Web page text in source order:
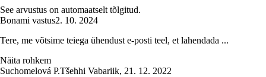
See arvustus on automaatselt tõlgitud.
Bonami vastus2. 10. 2024
Tere, me võtsime teiega ühendust e-posti teel, et lahendada ...
Näita rohkem
Suchomelová P.Tšehhi Vabariik, 21. 12. 2022